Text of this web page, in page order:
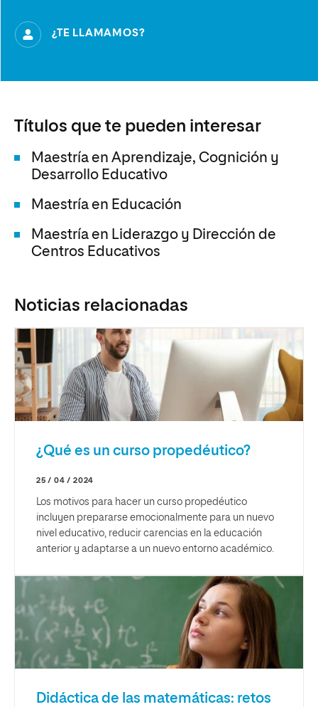
¿TE LLAMAMOS?
Títulos que te pueden interesar
Maestría en Aprendizaje, Cognición y
Desarrollo Educativo
Maestría en Educación
Maestría en Liderazgo y Dirección de
Centros Educativos
Noticias relacionadas
¿Qué es un curso propedéutico?
25 / 04 / 2024
Los motivos para hacer un curso propedéutico
incluyen prepararse emocionalmente para un nuevo
nivel educativo, reducir carencias en la educación
anterior y adaptarse a un nuevo entorno académico.
Didáctica de las matemáticas: retos